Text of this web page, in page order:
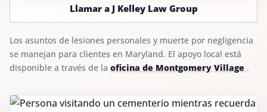
Llamar a J Kelley Law Group
Los asuntos de lesiones personales y muerte por negligencia
se manejan para clientes en Maryland. El apoyo local está
disponible a través de la oficina de Montgomery Village .